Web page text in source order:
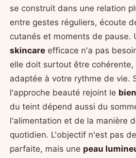
se construit dans une relation
entre gestes réguliers, écoute
cutanés et moments de pause.
skincare efficace n'a pas
elle doit surtout être
adaptée à votre rythme de vie.
l'approche beauté rejoint le
du teint dépend aussi du
l'alimentation et de la manière
quotidien. L'objectif n'est pas
parfaite, mais une peau